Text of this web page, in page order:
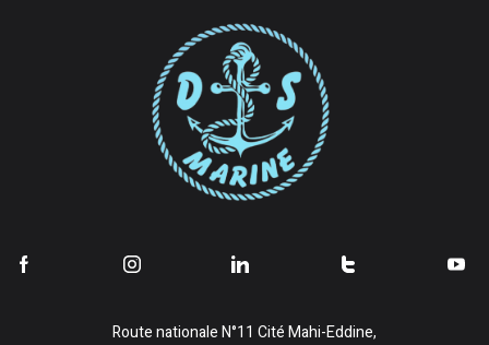
Route nationale N°11 Cité Mahi-Eddine,